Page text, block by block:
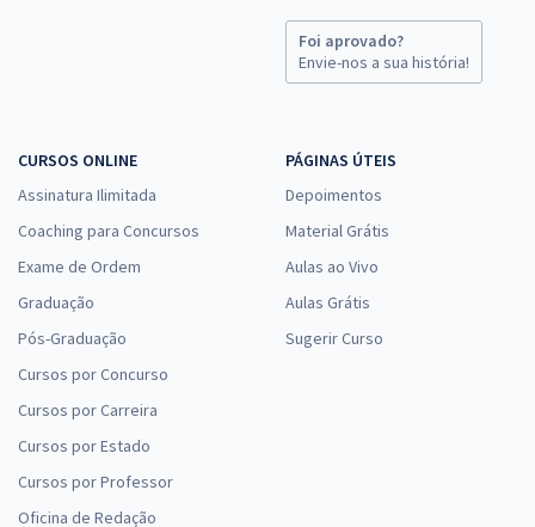
Foi aprovado?
Envie-nos a sua história!
CURSOS ONLINE
Assinatura Ilimitada
Coaching para Concursos
Exame de Ordem
Graduação
Pós-Graduação
Cursos por Concurso
Cursos por Carreira
Cursos por Estado
Cursos por Professor
Oficina de Redação
PÁGINAS ÚTEIS
Depoimentos
Material Grátis
Aulas ao Vivo
Aulas Grátis
Sugerir Curso